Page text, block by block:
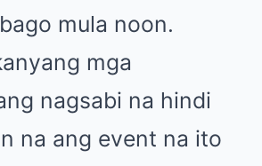
mula noon.
mga
nagsabi na hindi
na ang event na ito